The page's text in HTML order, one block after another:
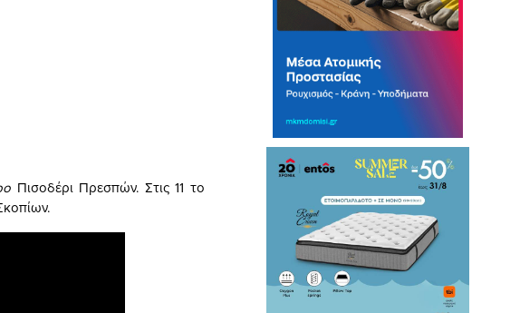
Πισοδέρι Πρεσπών. Στις 11 το